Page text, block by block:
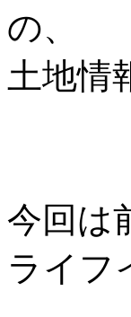
の、
土地情
今回は
ライフ